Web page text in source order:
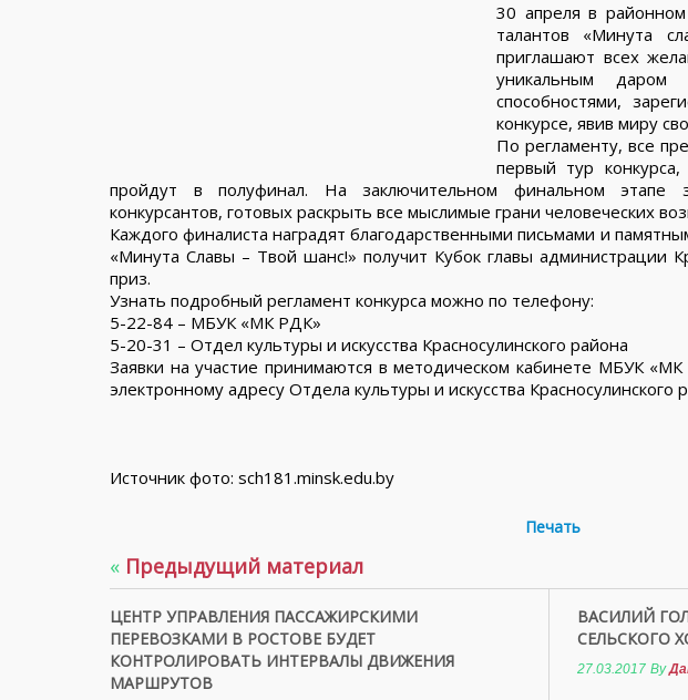
30 апреля в
талантов «Минута
приглашают всех
уникальным даром
способностями,
конкурсе, явив миру
По регламенту, все
первый тур
пройдут в полуфинал. На заключительном финальном этапе
конкурсантов, готовых раскрыть все мыслимые грани человеческих
Каждого финалиста наградят благодарственными письмами и
«Минута Славы – Твой шанс!» получит Кубок главы администрации
приз.
Узнать подробный регламент конкурса можно по телефону:
5-22-84 – МБУК «МК РДК»
5-20-31 – Отдел культуры и искусства Красносулинского района
Заявки на участие принимаются в методическом кабинете МБУК
электронному адресу Отдела культуры и искусства Красносулинского
Источник фото: sch181.minsk.edu.by
Печать
« Предыдущий материал
ЦЕНТР УПРАВЛЕНИЯ ПАССАЖИРСКИМИ
ПЕРЕВОЗКАМИ В РОСТОВЕ БУДЕТ
КОНТРОЛИРОВАТЬ ИНТЕРВАЛЫ ДВИЖЕНИЯ
МАРШРУТОВ
ВАСИЛИЙ
СЕЛЬСКОГО
27.03.2017 By